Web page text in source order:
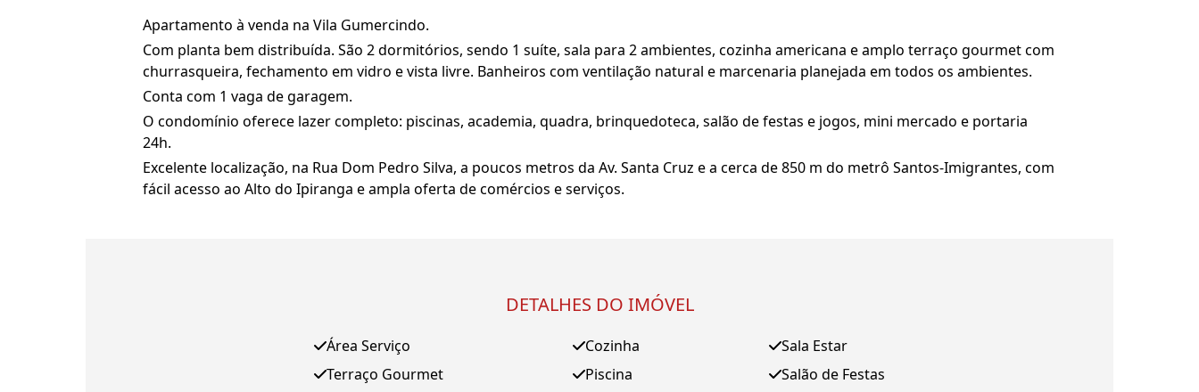
Apartamento à venda na Vila Gumercindo.
Com planta bem distribuída. São 2 dormitórios, sendo 1 suíte, sala para 2 ambientes, cozinha americana e amplo terraço gourmet com
churrasqueira, fechamento em vidro e vista livre. Banheiros com ventilação natural e marcenaria planejada em todos os ambientes.
Conta com 1 vaga de garagem.
O condomínio oferece lazer completo: piscinas, academia, quadra, brinquedoteca, salão de festas e jogos, mini mercado e portaria
24h.
Excelente localização, na Rua Dom Pedro Silva, a poucos metros da Av. Santa Cruz e a cerca de 850 m do metrô Santos-Imigrantes, com
fácil acesso ao Alto do Ipiranga e ampla oferta de comércios e serviços.
DETALHES DO IMÓVEL
Área Serviço
Terraço Gourmet
Cozinha
Piscina
Sala Estar
Salão de Festas